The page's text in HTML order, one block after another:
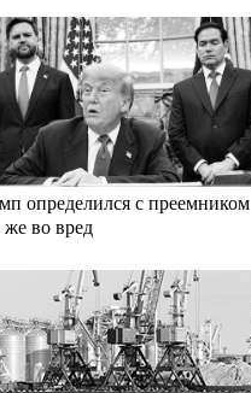
определился с преемником
во вред